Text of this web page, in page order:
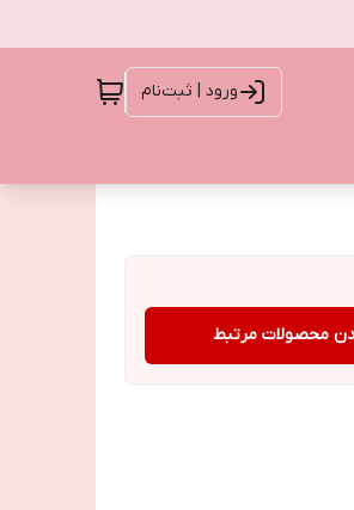
ورود | ثبت‌نام
محصولات مرتبط